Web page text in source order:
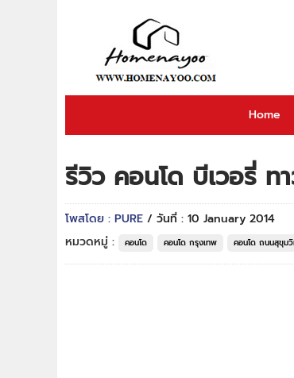
Home
รีวิว คอนโด บีเวอรี่ ท
โพสโดย : PURE / วันที่ : 10 January 2014
หมวดหมู่ :
คอนโด คอนโด กรุงเทพ คอนโด ถนนสุขุม